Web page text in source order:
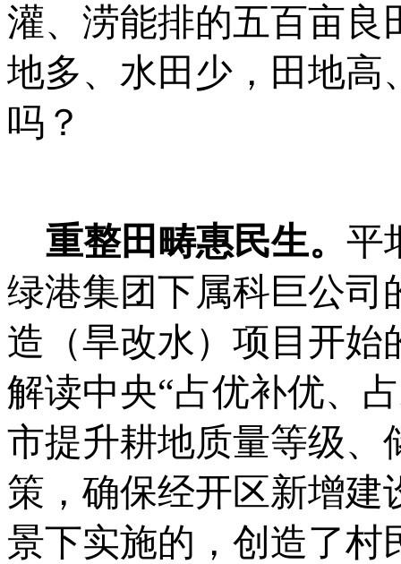
灌、涝能排的五百亩良
地多、水田少，田地高
吗？
重整田畴惠民生。 平
绿港集团下属科巨公司
造（旱改水）项目开始
解读中央“占优补优、
市提升耕地质量等级、
策，确保经开区新增建
景下实施的，创造了村